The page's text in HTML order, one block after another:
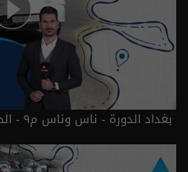
بغداد الدورة - ناس وناس م٩ - الحلقة ٨٥ | الموسم 9